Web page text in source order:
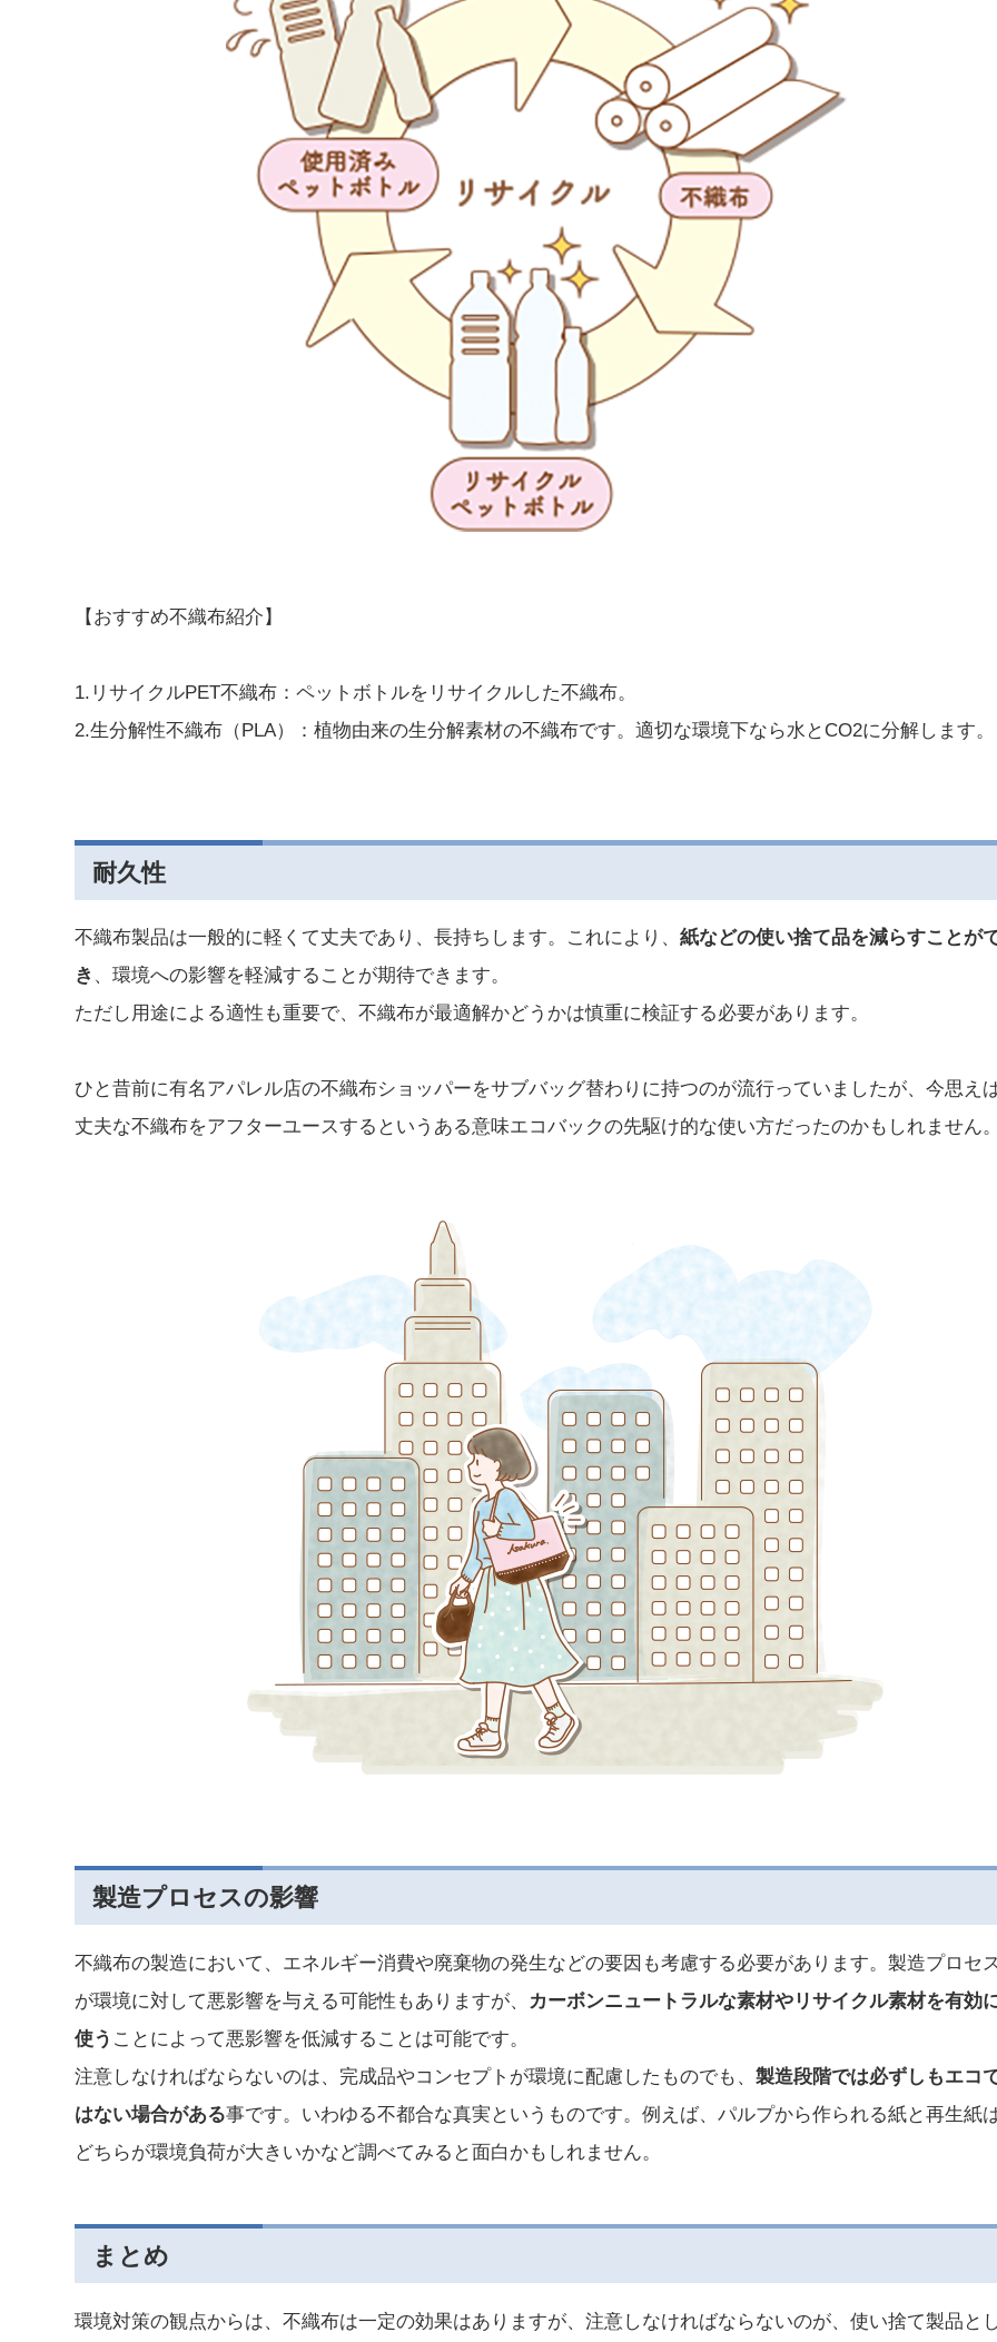
【おすすめ不織布紹介】
1.リサイクルPET不織布：ペットボトルをリサイクルした不織布。
2.生分解性不織布（PLA）：植物由来の生分解素材の不織布です。適切な環境下なら水とCO2に分解します。
耐久性
不織布製品は一般的に軽くて丈夫であり、長持ちします。これにより、紙などの使い捨て品を減らすことが
き 、環境への影響を軽減することが期待できます。
ただし用途による適性も重要で、不織布が最適解かどうかは慎重に検証する必要があります。
ひと昔前に有名アパレル店の不織布ショッパーをサブバッグ替わりに持つのが流行っていましたが、今思え
丈夫な不織布をアフターユースするというある意味エコバックの先駆け的な使い方だったのかもしれません。
製造プロセスの影響
不織布の製造において、エネルギー消費や廃棄物の発生などの要因も考慮する必要があります。製造プロセス
が環境に対して悪影響を与える可能性もありますが、 カーボンニュートラルな素材やリサイクル素材を有効
使う ことによって悪影響を低減することは可能です。
注意しなければならないのは、完成品やコンセプトが環境に配慮したものでも、製造段階では必ずしもエコ
はない場合がある事です。いわゆる不都合な真実というものです。例えば、パルプから作られる紙と再生紙
どちらが環境負荷が大きいかなど調べてみると面白かもしれません。
まとめ
環境対策の観点からは、不織布は一定の効果はありますが、注意しなければならないのが、使い捨て製品と